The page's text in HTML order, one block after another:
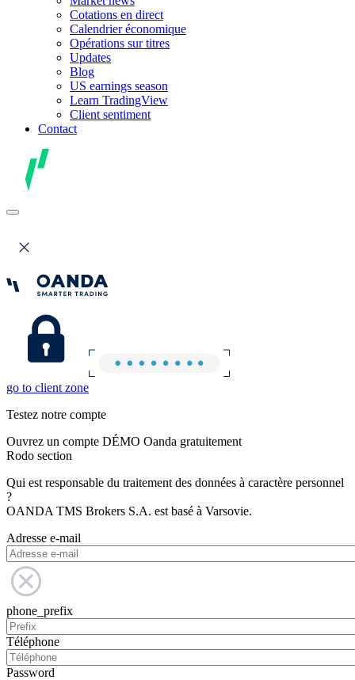
Cotations en direct
Calendrier économique
Opérations sur titres
Updates
Blog
US earnings season
Learn TradingView
Client sentiment
Contact
go to client zone
Testez notre compte
Ouvrez un compte DÉMO Oanda gratuitement
Rodo section
Qui est responsable du traitement des données à caractère personnel
?
OANDA TMS Brokers S.A. est basé à Varsovie.
Adresse e-mail
phone_prefix
Téléphone
Password